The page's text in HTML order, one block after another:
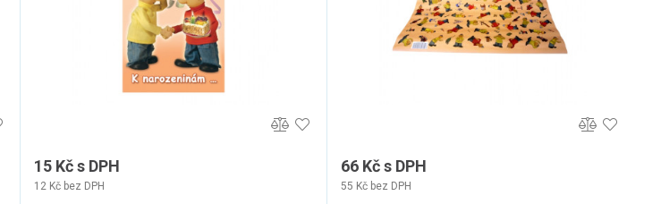
15 Kč s DPH
12 Kč bez DPH
66 Kč s DPH
55 Kč bez DPH